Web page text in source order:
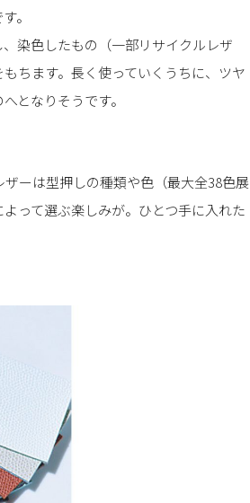
。
染色したもの（一部リサイクルレザ
ちます。長く使っていくうちに、ツヤ
となりそうです。
ーは型押しの種類や色（最大全38色展
って選ぶ楽しみが。ひとつ手に入れた